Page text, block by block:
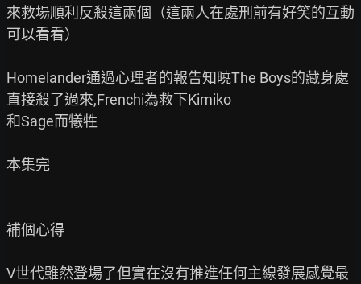
來救場順利反殺這兩個（這兩人在處刑前有好笑的互動
可以看看）
Homelander通過心理者的報告知曉The Boys的藏身處
直接殺了過來,Frenchi為救下Kimiko
和Sage而犧牲
本集完
補個心得
V世代雖然登場了但實在沒有推進任何主線發展感覺最